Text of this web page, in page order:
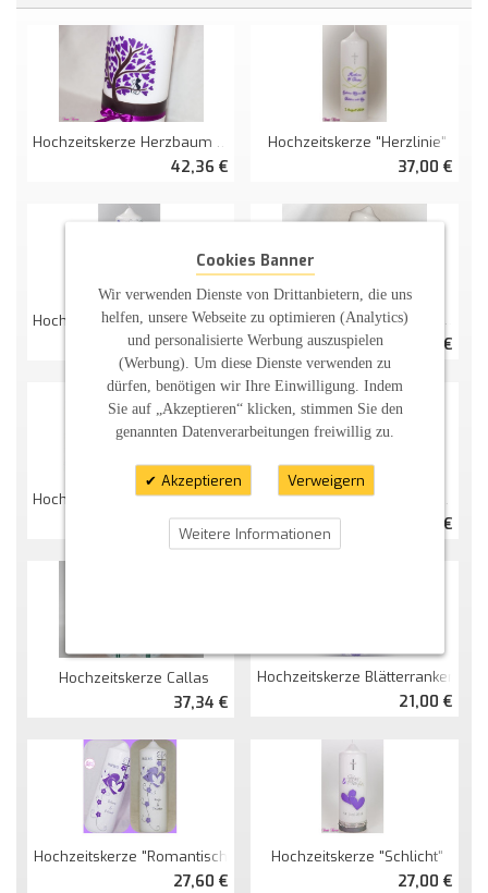
Hochzeitskerze Herzbaum Und Katzenliebe
42,36 €
Hochzeitskerze "Herzlinie"
37,00 €
Hochzeitskerze Schmetterlinge Und Blütenranken
29,75 €
Hochzeitskerze Herzbaum Mit Schmetterlingen
44,36 €
Hochzeitskerze "S&P" Ohne Kreuz
26,33 €
Hochzeitskerze "romantisch" Mit Blättern
40,00 €
Hochzeitskerze Callas
37,34 €
Hochzeitskerze Blätterranken
21,00 €
Hochzeitskerze "romantisch"
27,60 €
Hochzeitskerze "schlicht"
27,00 €
Cookies Banner
Wir verwenden Dienste von Drittanbietern, die uns
helfen, unsere Webseite zu optimieren (Analytics)
und personalisierte Werbung auszuspielen
(Werbung). Um diese Dienste verwenden zu
dürfen, benötigen wir Ihre Einwilligung. Indem
Sie auf „Akzeptieren“ klicken, stimmen Sie den
genannten Datenverarbeitungen freiwillig zu.
Akzeptieren Verweigern
Weitere Informationen